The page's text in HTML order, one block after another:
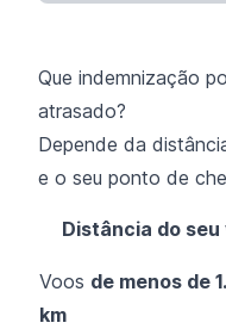
Que indemnização
atrasado?
Depende da
e o seu ponto de
Distância do seu
Voos de menos de
km